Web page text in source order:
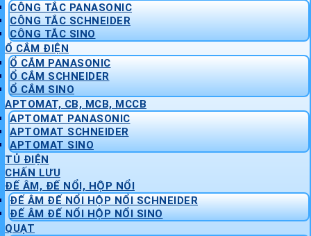
CÔNG TẮC PANASONIC
CÔNG TẮC SCHNEIDER
CÔNG TẮC SINO
Ổ CẮM ĐIỆN
Ổ CẮM PANASONIC
Ổ CẮM SCHNEIDER
Ổ CẮM SINO
APTOMAT, CB, MCB, MCCB
APTOMAT PANASONIC
APTOMAT SCHNEIDER
APTOMAT SINO
TỦ ĐIỆN
CHẤN LƯU
ĐẾ ÂM, ĐẾ NỔI, HỘP NỔI
ĐẾ ÂM ĐẾ NỔI HỘP NỔI SCHNEIDER
ĐẾ ÂM ĐẾ NỔI HỘP NỔI SINO
QUẠT